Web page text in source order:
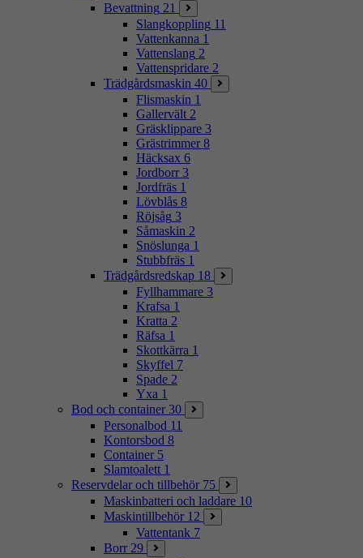
Bevattning 21
Slangkoppling 11
Vattenkanna 1
Vattenslang 2
Vattenspridare 2
Trädgårdsmaskin 40
Flismaskin 1
Gallervält 2
Gräsklippare 3
Grästrimmer 8
Häcksax 6
Jordborr 3
Jordfräs 1
Lövblås 8
Röjsåg 3
Såmaskin 2
Snöslunga 1
Stubbfräs 1
Trädgårdsredskap 18
Fyllhammare 3
Krafsa 1
Kratta 2
Räfsa 1
Skottkärra 1
Skyffel 7
Spade 2
Yxa 1
Bod och container 30
Personalbod 11
Kontorsbod 8
Container 5
Slamtoalett 1
Reservdelar och tillbehör 75
Maskinbatteri och laddare 10
Maskintillbehör 12
Vattentank 7
Borr 29